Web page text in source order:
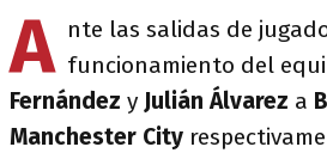
A nte las salidas de
funcionamiento del
Fernández y Julián Álvarez a
Manchester City